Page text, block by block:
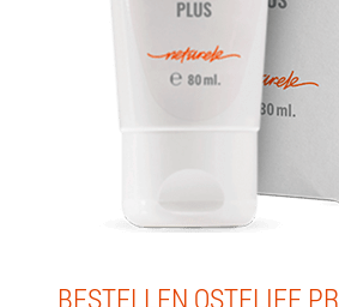
BESTELLEN OSTELIFE